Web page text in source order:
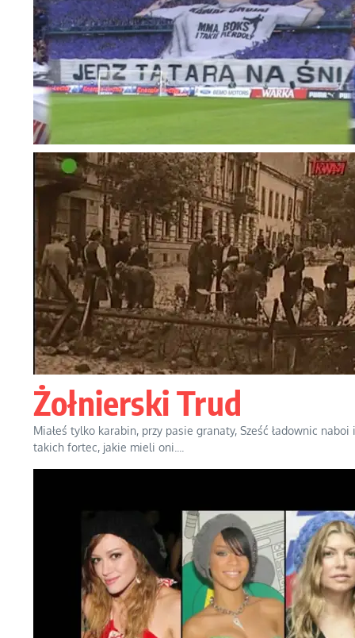
Żołnierski Trud
Miałeś tylko karabin, przy pasie granaty, Sześć ładownic
takich fortec, jakie mieli oni....